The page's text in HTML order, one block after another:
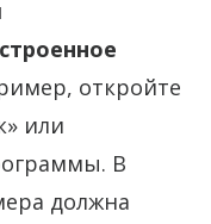
откройте
или
В
должна